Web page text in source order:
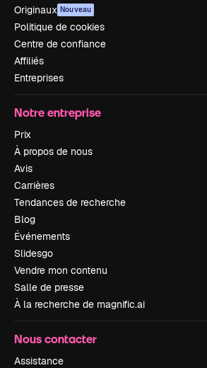
Originaux Nouveau
Politique de cookies
Centre de confiance
Affiliés
Entreprises
Notre entreprise
Prix
À propos de nous
Avis
Carrières
Tendances de recherche
Blog
Événements
Slidesgo
Vendre mon contenu
Salle de presse
À la recherche de magnific.ai
Nous contacter
Assistance